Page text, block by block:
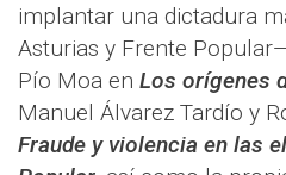
implantar una dictadura
Asturias y Frente
Pío Moa en Los orígenes
Manuel Álvarez Tardío y
Fraude y violencia en las